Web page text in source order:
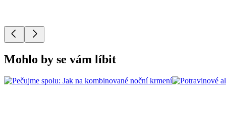
Mohlo by se vám líbit